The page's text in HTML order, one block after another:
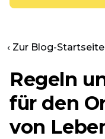
‹ Zur Blog-Startseite
Regeln
für den
von